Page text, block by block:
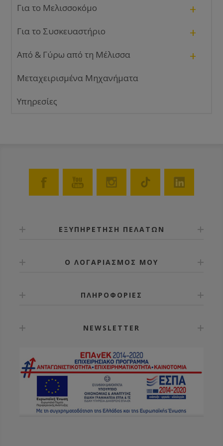
Για το Μελισσοκόμο +
Για το Συσκευαστήριο +
Από & Γύρω από τη Μέλισσα +
Μεταχειρισμένα Μηχανήματα
Υπηρεσίες
ΕΞΥΠΗΡΕΤΗΣΗ ΠΕΛΑΤΩΝ
Ο ΛΟΓΑΡΙΑΣΜΟΣ ΜΟΥ
ΠΛΗΡΟΦΟΡΙΕΣ
NEWSLETTER